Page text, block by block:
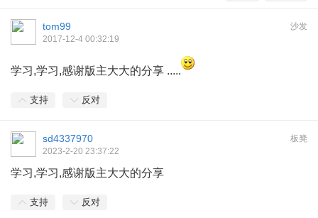
沙发
tom99
2017-12-4 00:32:19
学习,学习,感谢版主大大的分享 .....
支持 反对
板凳
sd4337970
2023-2-20 23:37:22
学习,学习,感谢版主大大的分享
支持 反对